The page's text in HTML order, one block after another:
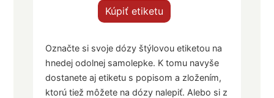
Kúpiť etiketu
Označte si svoje dózy štýlovou etiketou na
hnedej odolnej samolepke. K tomu navyše
dostanete aj etiketu s popisom a zložením,
ktorú tiež môžete na dózy nalepiť. Alebo si z